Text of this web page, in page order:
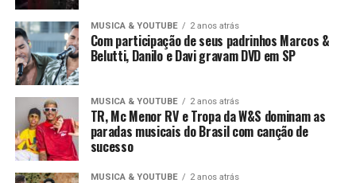
MUSICA & YOUTUBE 2 anos atrás
Com participação de seus padrinhos Marcos &
Belutti, Danilo e Davi gravam DVD em SP
MUSICA & YOUTUBE 2 anos atrás
TR, Mc Menor RV e Tropa da W&S dominam as
paradas musicais do Brasil com canção de
sucesso
MUSICA & YOUTUBE 2 anos atrás